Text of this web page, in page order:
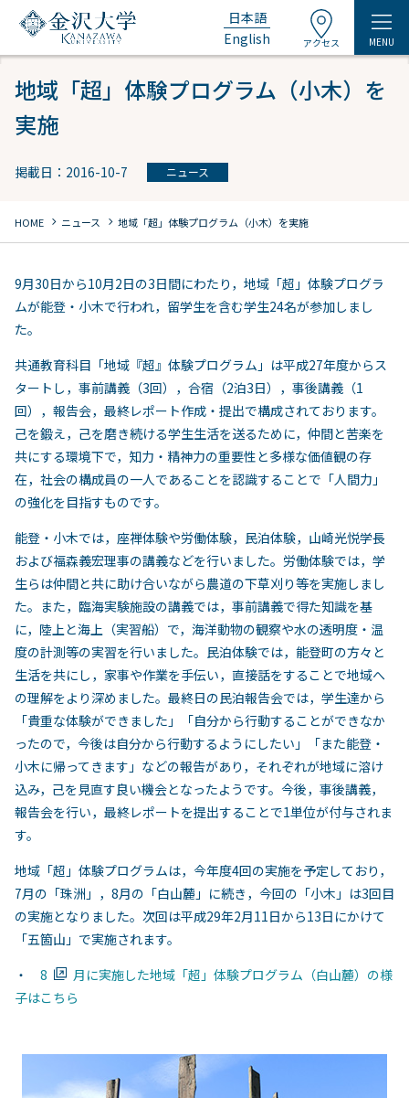
日本語
English
アクセス MENU
地域「超」体験プログラム（小木）を
実施
掲載日：2016-10-7 ニュース
HOME chevron_right ニュース chevron_right 地域「超」体験プログラム（小木）を実施
9月30日から10月2日の3日間にわたり，地域「超」体験プログラ
ムが能登・小木で行われ，留学生を含む学生24名が参加しまし
た。
共通教育科目「地域『超』体験プログラム」は平成27年度からス
タートし，事前講義（3回），合宿（2泊3日），事後講義（1
回），報告会，最終レポート作成・提出で構成されております。
己を鍛え，己を磨き続ける学生生活を送るために，仲間と苦楽を
共にする環境下で，知力・精神力の重要性と多様な価値観の存
在，社会の構成員の一人であることを認識することで「人間力」
の強化を目指すものです。
能登・小木では，座禅体験や労働体験，民泊体験，山崎光悦学長
および福森義宏理事の講義などを行いました。労働体験では，学
生らは仲間と共に助け合いながら農道の下草刈り等を実施しまし
た。また，臨海実験施設の講義では，事前講義で得た知識を基
に，陸上と海上（実習船）で，海洋動物の観察や水の透明度・温
度の計測等の実習を行いました。民泊体験では，能登町の方々と
生活を共にし，家事や作業を手伝い，直接話をすることで地域へ
の理解をより深めました。最終日の民泊報告会では，学生達から
「貴重な体験ができました」「自分から行動することができなか
ったので，今後は自分から行動するようにしたい」「また能登・
小木に帰ってきます」などの報告があり，それぞれが地域に溶け
込み，己を見直す良い機会となったようです。今後，事後講義，
報告会を行い，最終レポートを提出することで1単位が付与されま
す。
地域「超」体験プログラムは，今年度4回の実施を予定しており，
7月の「珠洲」，8月の「白山麓」に続き，今回の「小木」は3回目
の実施となりました。次回は平成29年2月11日から13日にかけて
「五箇山」で実施されます。
・
8
月に実施した地域「超」体験プログラム（白山麓）の様
子はこちら